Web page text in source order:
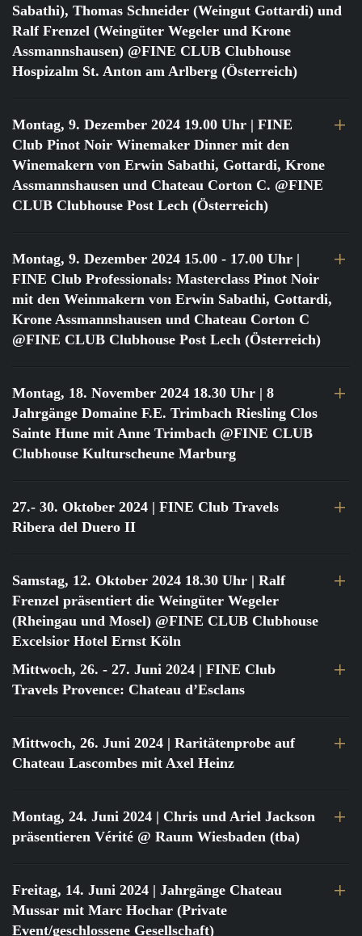
Sabathi), Thomas Schneider (Weingut Gottardi) und
Ralf Frenzel (Weingüter Wegeler und Krone
Assmannshausen) @FINE CLUB Clubhouse
Hospizalm St. Anton am Arlberg (Österreich)
Montag, 9. Dezember 2024 19.00 Uhr | FINE
Club Pinot Noir Winemaker Dinner mit den
Winemakern von Erwin Sabathi, Gottardi, Krone
Assmannshausen und Chateau Corton C. @FINE
CLUB Clubhouse Post Lech (Österreich)
Montag, 9. Dezember 2024 15.00 - 17.00 Uhr |
FINE Club Professionals: Masterclass Pinot Noir
mit den Weinmakern von Erwin Sabathi, Gottardi,
Krone Assmannshausen und Chateau Corton C
@FINE CLUB Clubhouse Post Lech (Österreich)
Montag, 18. November 2024 18.30 Uhr | 8
Jahrgänge Domaine F.E. Trimbach Riesling Clos
Sainte Hune mit Anne Trimbach @FINE CLUB
Clubhouse Kulturscheune Marburg
27.- 30. Oktober 2024 | FINE Club Travels
Ribera del Duero II
Samstag, 12. Oktober 2024 18.30 Uhr | Ralf
Frenzel präsentiert die Weingüter Wegeler
(Rheingau und Mosel) @FINE CLUB Clubhouse
Excelsior Hotel Ernst Köln
Mittwoch, 26. - 27. Juni 2024 | FINE Club
Travels Provence: Chateau d’Esclans
Mittwoch, 26. Juni 2024 | Raritätenprobe auf
Chateau Lascombes mit Axel Heinz
Montag, 24. Juni 2024 | Chris und Ariel Jackson
präsentieren Vérité @ Raum Wiesbaden (tba)
Freitag, 14. Juni 2024 | Jahrgänge Chateau
Mussar mit Marc Hochar (Private
Event/geschlossene Gesellschaft)